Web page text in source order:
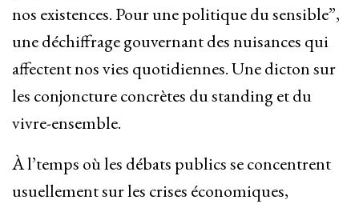
nos existences. Pour une politique du sensible”,
une déchiffrage gouvernant des nuisances qui
affectent nos vies quotidiennes. Une dicton sur
les conjoncture concrètes du standing et du
vivre-ensemble.
À l’temps où les débats publics se concentrent
usuellement sur les crises économiques,